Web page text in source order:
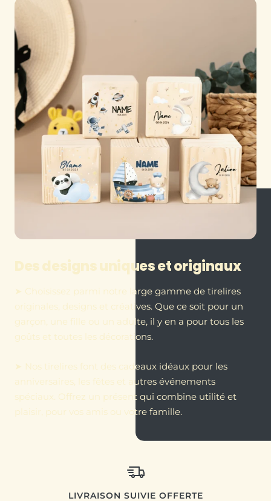
Des designs uniques et originaux
➤ Choisissez parmi notre large gamme de tirelires
originales, designs et créatives. Que ce soit pour un
garçon, une fille ou un adulte, il y en a pour tous les
goûts et toutes les décorations.
➤ Nos tirelires font des cadeaux idéaux pour les
anniversaires, les fêtes et autres événements
spéciaux. Offrez un présent qui combine utilité et
plaisir, pour vos amis ou votre famille.
LIVRAISON SUIVIE OFFERTE